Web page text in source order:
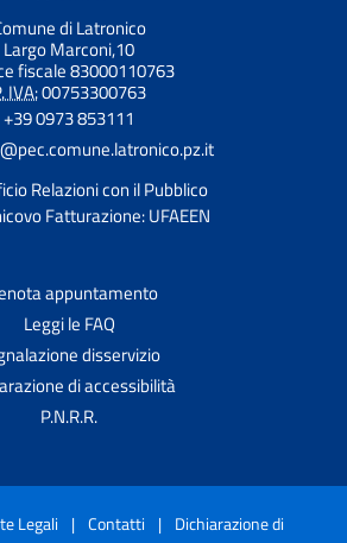
di Latronico
Largo Marconi,10
fiscale 83000110763
IVA:00753300763
+39 0973 853111
Relazioni con il Pubblico
Fatturazione: UFAEEN
appuntamento
Leggi le FAQ
disservizio
di accessibilità
P.N.R.R.
Legali | Contatti | Dichiarazione di